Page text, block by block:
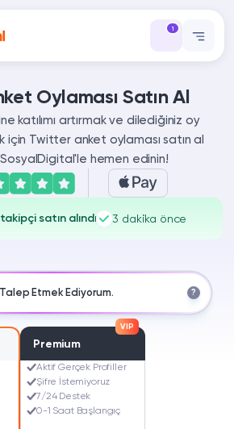
1
Oylaması Satın Al
katılımı artırmak ve dilediğiniz oy
için Twitter anket oylaması satın al
hemen edinin!
satın alındı 3 dakika önce
Etmek Ediyorum. ?
VIP
Premium
Aktif Gerçek Profiller
Şifre İstemiyoruz
7/24 Destek
0-1 Saat Başlangıç